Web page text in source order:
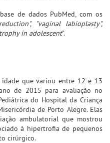
de dados PubMed, com os
"vaginal labioplasty",
in adolescent".
idade que variou entre 12 e 13
de 2015 para avaliação no
do Hospital da Criança
de Porto Alegre. Elas
ambulatorial que mostrou
à hipertrofia de pequenos
cirúrgico.